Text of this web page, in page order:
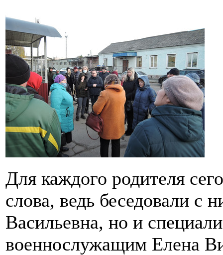
Для каждого родителя
слова, ведь беседовали с
Васильевна, но и
военнослужащим Елена